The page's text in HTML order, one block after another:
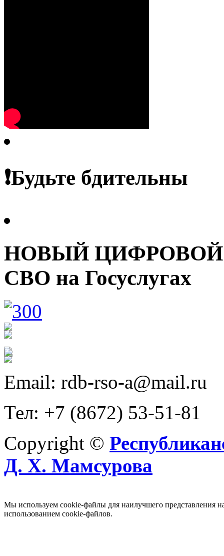
❗️Будьте бдительны
НОВЫЙ ЦИФРОВОЙ
СВО на Госуслугах
Email: rdb-rso-a@mail.ru
Тел: +7 (8672) 53-51-81
Copyright ©
Д. Х. Мамсурова
Мы используем cookie-файлы для наилучшего представления
использованием cookie-файлов.